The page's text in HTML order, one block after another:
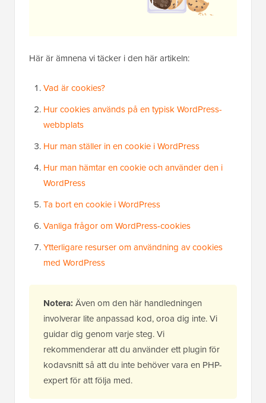
Här är ämnena vi täcker i den här artikeln:
Vad är cookies?
Hur cookies används på en typisk WordPress-
webbplats
Hur man ställer in en cookie i WordPress
Hur man hämtar en cookie och använder den i
WordPress
Ta bort en cookie i WordPress
Vanliga frågor om WordPress-cookies
Ytterligare resurser om användning av cookies
med WordPress
Notera: Även om den här handledningen
involverar lite anpassad kod, oroa dig inte. Vi
guidar dig genom varje steg. Vi
rekommenderar att du använder ett plugin för
kodavsnitt så att du inte behöver vara en PHP-
expert för att följa med.